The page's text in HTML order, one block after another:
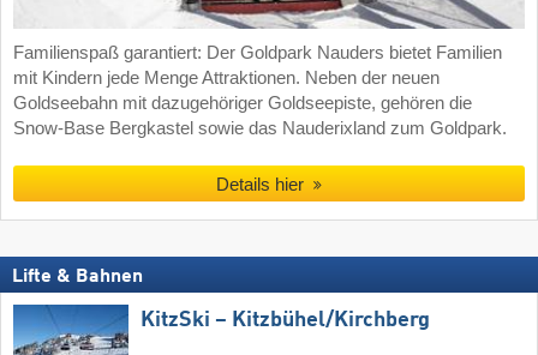
Familienspaß garantiert: Der Goldpark Nauders bietet Familien
mit Kindern jede Menge Attraktionen. Neben der neuen
Goldseebahn mit dazugehöriger Goldseepiste, gehören die
Snow-Base Bergkastel sowie das Nauderixland zum Goldpark.
Details hier
Lifte & Bahnen
KitzSki – Kitzbühel/​Kirchberg